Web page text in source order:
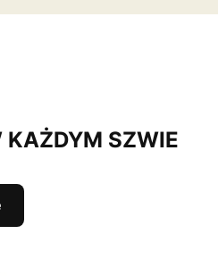
KAŻDYM SZWIE